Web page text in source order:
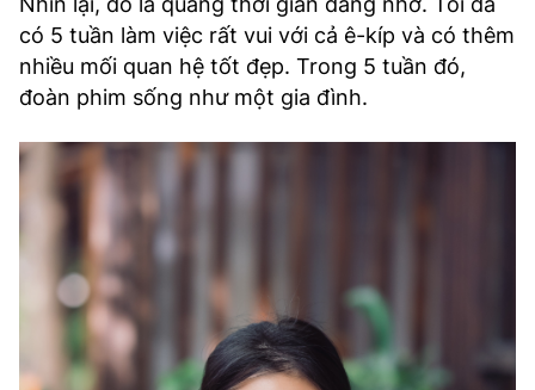
có 5 tuần làm việc rất vui với cả ê-kíp và có thêm
nhiều mối quan hệ tốt đẹp. Trong 5 tuần đó,
đoàn phim sống như một gia đình.